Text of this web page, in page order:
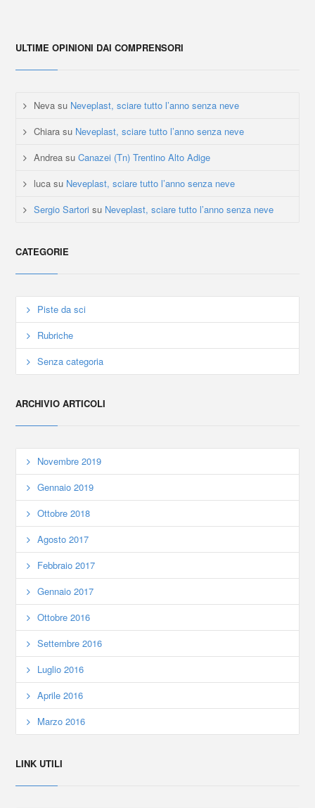
ULTIME OPINIONI DAI COMPRENSORI
Neva su Neveplast, sciare tutto l’anno senza neve
Chiara su Neveplast, sciare tutto l’anno senza neve
Andrea suCanazei (Tn) Trentino Alto Adige
luca su Neveplast, sciare tutto l’anno senza neve
Sergio Sartori su Neveplast, sciare tutto l’anno senza neve
CATEGORIE
Piste da sci
Rubriche
Senza categoria
ARCHIVIO ARTICOLI
Novembre 2019
Gennaio 2019
Ottobre 2018
Agosto 2017
Febbraio 2017
Gennaio 2017
Ottobre 2016
Settembre 2016
Luglio 2016
Aprile 2016
Marzo 2016
LINK UTILI